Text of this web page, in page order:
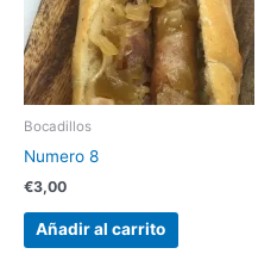
Bocadillos
Numero 8
€3,00
Añadir al carrito